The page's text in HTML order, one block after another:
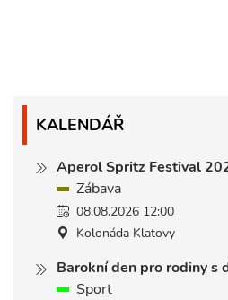
KALENDÁŘ
Aperol Spritz Festival
Zábava
08.08.2026 12:00
Kolonáda Klatovy
Barokní den pro rodiny s
Sport